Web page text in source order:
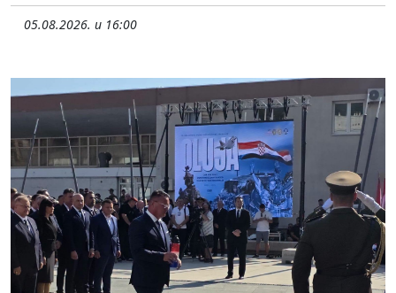
05.08.2026. u 16:00